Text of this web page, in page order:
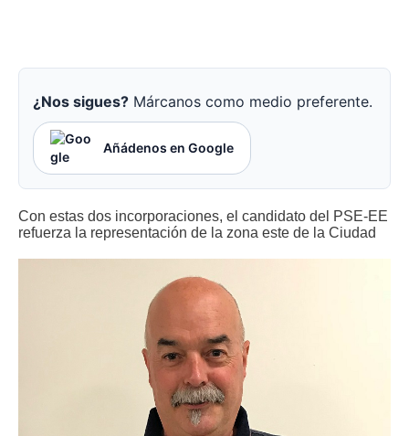
¿Nos sigues? Márcanos como medio preferente.
Añádenos en Google
Con estas dos incorporaciones, el candidato del PSE-EE
refuerza la representación de la zona este de la Ciudad